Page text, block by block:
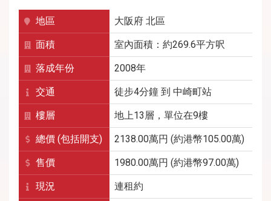
地區 大阪府 北區
面積 室內面積：約269.6平方呎
落成年份 2008年
交通 徒步4分鐘 到 中崎町站
樓層 地上13層，單位在9樓
總價 (包括開支) 2138.00萬円 (約港幣105.00萬)
售價 1980.00萬円 (約港幣97.00萬)
現況 連租約